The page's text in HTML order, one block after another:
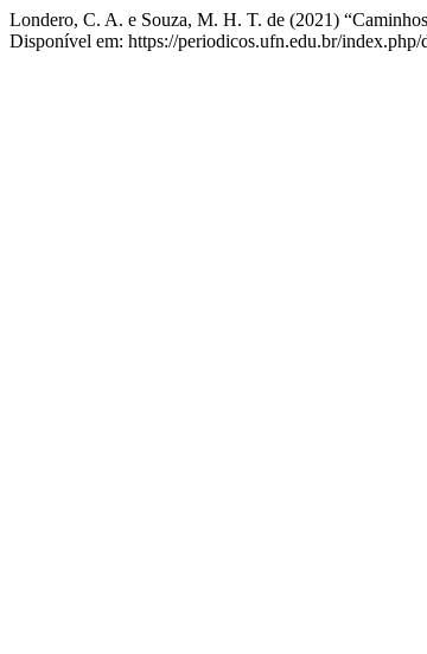
Londero, C. A. e Souza, M. H. T. de (2021)
Disponível em: https://periodicos.ufn.edu.br/